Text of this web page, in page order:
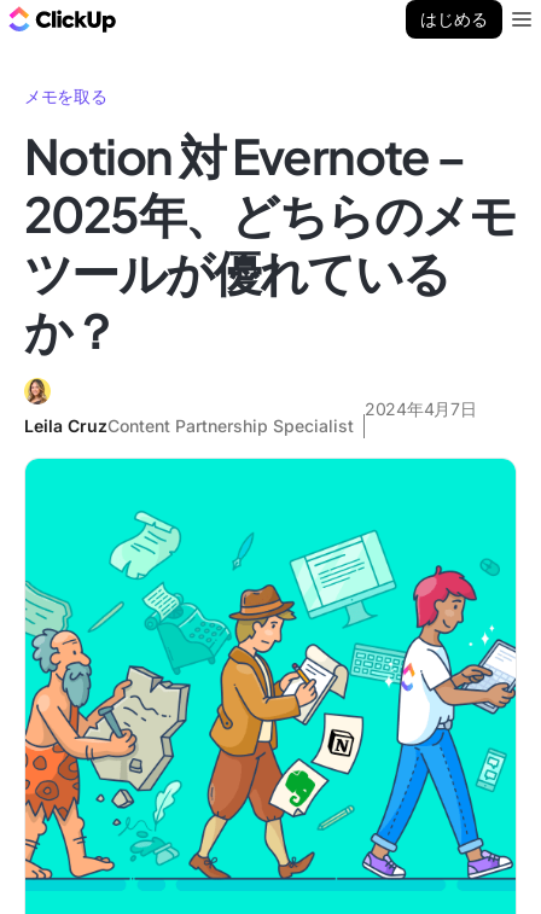
はじめる
メモを取る
Notion 対 Evernote –
2025年、どちらのメモ
ツールが優れている
か？
Leila CruzContent Partnership Specialist
2024年4月7日